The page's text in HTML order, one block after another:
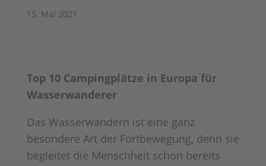
15. Mai 2021
Top 10 Campingplätze in Europa für
Wasserwanderer
Das Wasserwandern ist eine ganz
besondere Art der Fortbewegung, denn sie
begleitet die Menschheit schon bereits